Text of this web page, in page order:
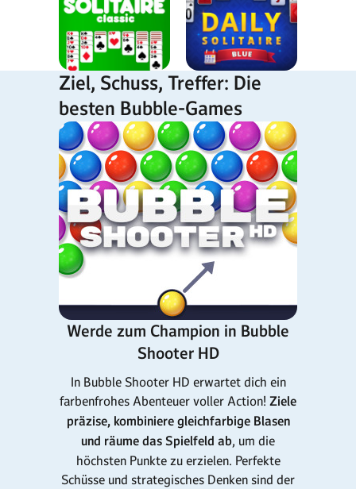
Ziel, Schuss, Treffer: Die
besten Bubble-Games
Werde zum Champion in Bubble
Shooter HD
In Bubble Shooter HD erwartet dich ein
farbenfrohes Abenteuer voller Action! Ziele
präzise, kombiniere gleichfarbige Blasen
und räume das Spielfeld ab, um die
höchsten Punkte zu erzielen. Perfekte
Schüsse und strategisches Denken sind der